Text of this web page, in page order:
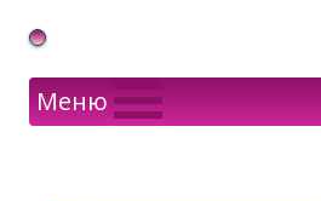
Gif Открытки в подарок
Меню